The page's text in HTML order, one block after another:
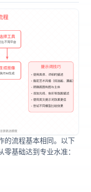
的流程基本相同。以下
基础达到专业水准：